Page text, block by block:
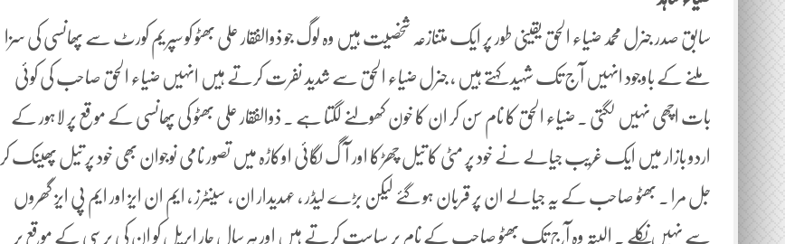
سابق صدر جنرل محمد ضیاء الحق یقینی طور پر ایک متنازعہ شخصیت ہیں وہ لوگ جو ذوالفقار علی بھٹو کو سپریم کورٹ سے پھانسی کی سزا
ملنے کے باوجود انہیں آج تک شہید کہتے ہیں ، جنرل ضیاء الحق سے شدید نفرت کرتے ہیں انہیں ضیاء الحق صاحب کی کوئی
بات اچھی نہیں لگتی ۔ ضیاء الحق کا نام سن کر ان کا خون کھولنے لگتا ہے ۔ ذوالفقار علی بھٹو کی پھانسی کے موقع پر لاہور کے
اردو بازار میں ایک غریب جیالے نے خود پر مٹی کا تیل چھڑکا اور آگ لگائی اوکاڑہ میں تصور نامی نوجوان بھی خود پر تیل پھینک کر
جل مرا ۔ بھٹو صاحب کے یہ جیالے ان پر قربان ہو گئے لیکن بڑے لیڈر ، عہدیدار ان ، سینٹرز ، ایم ان ایز اور ایم پی ایز گھروں
سے نہیں نکلے ۔ البتہ وہ آج تک بھٹو صاحب کے نام پر سیاست کرتے ہیں اور ہر سال چار اپریل کو ان کی برسی کے موقع پر